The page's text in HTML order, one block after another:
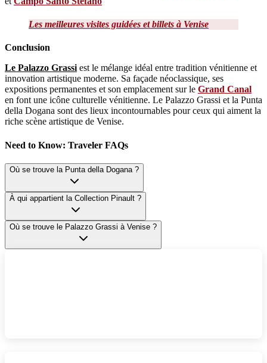
Les meilleures visites guidées et billets à Venise
Conclusion
Le Palazzo Grassi est le mélange idéal entre tradition vénitienne et
innovation artistique moderne. Sa façade néoclassique, ses
expositions permanentes et son emplacement sur le Grand Canal
en font une icône culturelle vénitienne. Le Palazzo Grassi et la Punta
della Dogana sont des lieux incontournables pour ceux qui aiment la
riche scène artistique de Venise.
Need to Know: Traveler FAQs
Où se trouve la Punta della Dogana ?
À qui appartient la Collection Pinault ?
Où se trouve le Palazzo Grassi à Venise ?